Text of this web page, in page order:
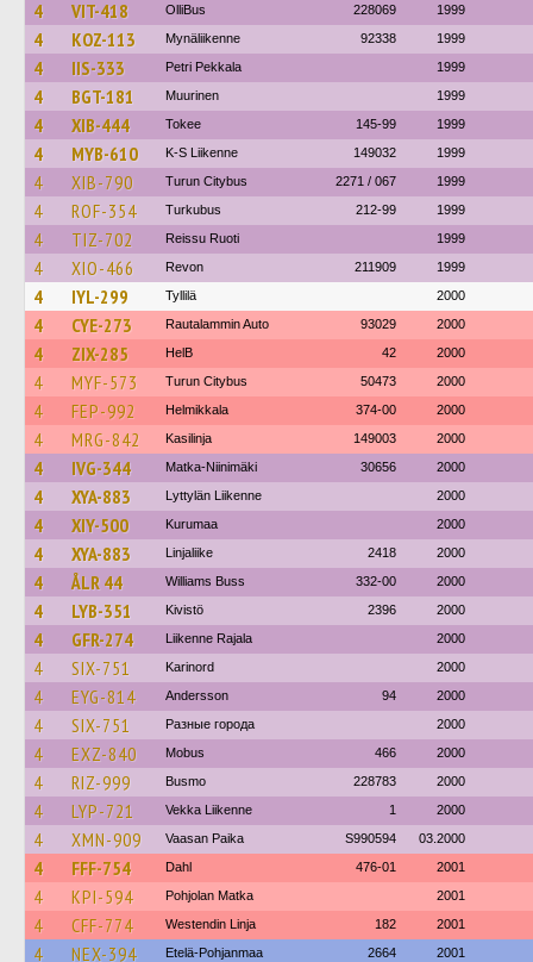
4 VIT-418 OlliBus 228069 1999
4 KOZ-113 Mynäliikenne 92338 1999
4 IIS-333 Petri Pekkala 1999
4 BGT-181 Muurinen 1999
4 XIB-444 Tokee 145-99 1999
4 MYB-610 K-S Liikenne 149032 1999
4 XIB-790 Turun Citybus 2271 / 067 1999
4 ROF-354 Turkubus 212-99 1999
4 TIZ-702 Reissu Ruoti 1999
4 XIO-466 Revon 211909 1999
4 IYL-299 Tyllilä 2000
4 CYE-273 Rautalammin Auto 93029 2000
4 ZIX-285 HelB 42 2000
4 MYF-573 Turun Citybus 50473 2000
4 FEP-992 Helmikkala 374-00 2000
4 MRG-842 Kasilinja 149003 2000
4 IVG-344 Matka-Niinimäki 30656 2000
4 XYA-883 Lyttylän Liikenne 2000
4 XIY-500 Kurumaa 2000
4 XYA-883 Linjaliike 2418 2000
4 ÅLR 44 Williams Buss 332-00 2000
4 LYB-351 Kivistö 2396 2000
4 GFR-274 Liikenne Rajala 2000
4 SIX-751 Karinord 2000
4 EYG-814 Andersson 94 2000
4 SIX-751 Разные города 2000
4 EXZ-840 Mobus 466 2000
4 RIZ-999 Busmo 228783 2000
4 LYP-721 Vekka Liikenne 1 2000
4 XMN-909 Vaasan Paika S990594 03.2000
4 FFF-754 Dahl 476-01 2001
4 KPI-594 Pohjolan Matka 2001
4 CFF-774 Westendin Linja 182 2001
4 NEX-394 Etelä-Pohjanmaa 2664 2001